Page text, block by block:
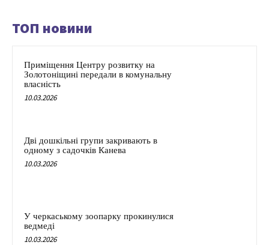
ТОП новини
Приміщення Центру розвитку на
Золотоніщині передали в комунальну
власність
10.03.2026
Дві дошкільні групи закривають в
одному з садочків Канева
10.03.2026
У черкаському зоопарку прокинулися
ведмеді
10.03.2026